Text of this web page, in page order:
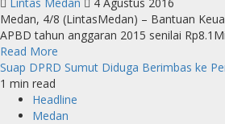
Medan, 4/8 (LintasMedan) – Bantuan
APBD tahun anggaran 2015 senilai
Read More
Suap DPRD Sumut Diduga Berimbas ke
1 min read
Headline
Medan